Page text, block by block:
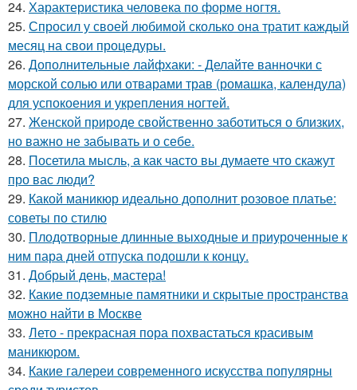
24. Характеристика человека по форме ногтя.
25. Спросил у своей любимой сколько она тратит каждый
месяц на свои процедуры.
26. Дополнительные лайфхаки: - Делайте ванночки с
морской солью или отварами трав (ромашка, календула)
для успокоения и укрепления ногтей.
27. Женской природе свойственно заботиться о близких,
но важно не забывать и о себе.
28. Посетила мысль, а как часто вы думаете что скажут
про вас люди?
29. Какой маникюр идеально дополнит розовое платье:
советы по стилю
30. Плодотворные длинные выходные и приуроченные к
ним пара дней отпуска подошли к концу.
31. Добрый день, мастера!
32. Какие подземные памятники и скрытые пространства
можно найти в Москве
33. Лето - прекрасная пора похвастаться красивым
маникюром.
34. Какие галереи современного искусства популярны